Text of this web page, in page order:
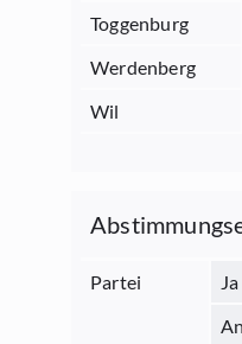
Toggenburg
Werdenberg
Wil
Partei Ja